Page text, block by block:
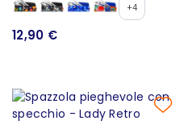
+4
12,90 €